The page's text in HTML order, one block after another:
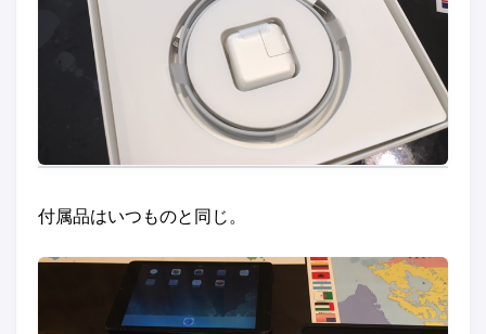
付属品はいつものと同じ。